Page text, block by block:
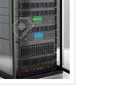
custo-
conta
a